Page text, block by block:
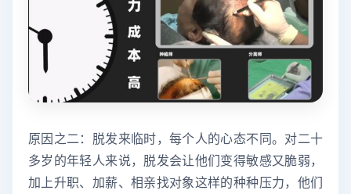
原因之二：脱发来临时，每个人的心态不同。对二十
多岁的年轻人来说，脱发会让他们变得敏感又脆弱，
加上升职、加薪、相亲找对象这样的种种压力，他们